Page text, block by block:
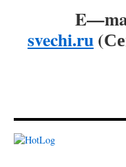
E—
svechi.ru